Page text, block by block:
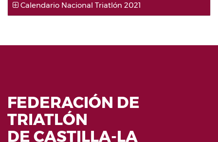
Calendario Nacional Triatlón 2021
FEDERACIÓN DE
TRIATLÓN
DE CASTILLA-LA